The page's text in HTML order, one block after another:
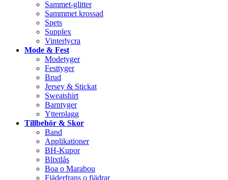
Sammet-glitter
Sammmet krossad
Spets
Supplex
Vinterlycra
Mode & Fest
Modetyger
Festtyger
Brud
Jersey & Stickat
Sweatshirt
Barntyger
Ytterplagg
Tillbehör & Skor
Band
Applikationer
BH-Kupor
Blixtlås
Boa o Marabou
Fjäderfrans o fjädrar